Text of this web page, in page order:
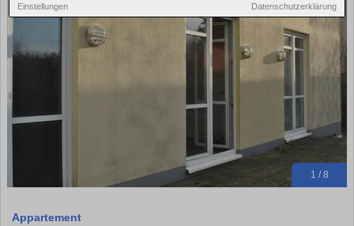
Einstellungen Datenschutzerklärung
1 / 8
Appartement